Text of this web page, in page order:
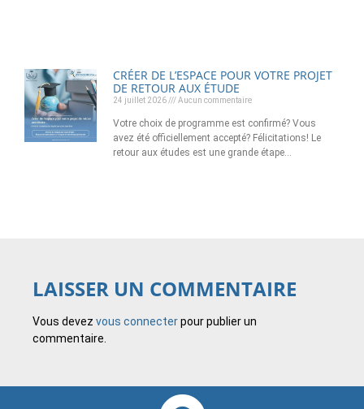
CRÉER DE L’ESPACE POUR VOTRE PROJET
DE RETOUR AUX ÉTUDE
24 juillet 2026 Aucun commentaire
Votre choix de programme est confirmé? Vous
avez été officiellement accepté? Félicitations! Le
retour aux études est une grande étape…
LAISSER UN COMMENTAIRE
Vous devez vous connecterpour publier un
commentaire.